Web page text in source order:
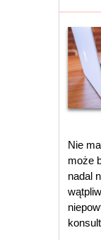
Nie
może
nadal